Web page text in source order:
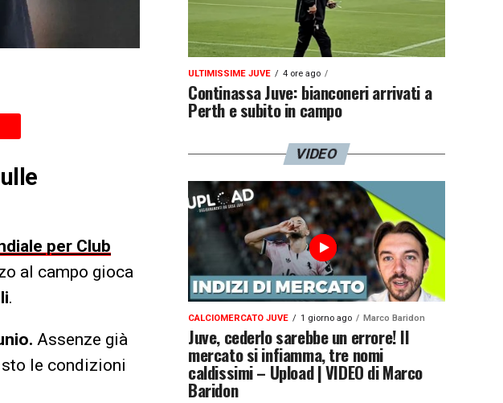
per Club
al campo gioca
.
Assenze già
le condizioni
ULTIMISSIME JUVE 4 ore ago
Continassa Juve: bianconeri arrivati a
Perth e subito in campo
VIDEO
CALCIOMERCATO JUVE 1 giorno ago Marco Baridon
Juve, cederlo sarebbe un errore! Il
mercato si infiamma, tre nomi
caldissimi – Upload | VIDEO di Marco
Baridon